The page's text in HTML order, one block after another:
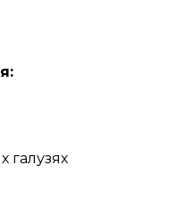
галузях